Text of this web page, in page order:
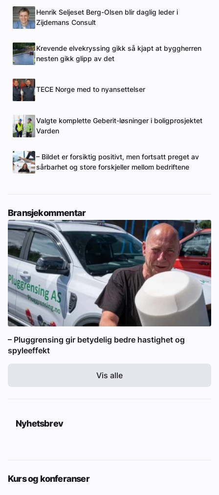
Henrik Seljeset Berg-Olsen blir daglig leder i
Zijdemans Consult
Krevende elvekryssing gikk så kjapt at byggherren
nesten gikk glipp av det
TECE Norge med to nyansettelser
Valgte komplette Geberit-løsninger i boligprosjektet
Varden
– Bildet er forsiktig positivt, men fortsatt preget av
sårbarhet og store forskjeller mellom bedriftene
Bransjekommentar
– Pluggrensing gir betydelig bedre hastighet og
spyleeffekt
Vis alle
Nyhetsbrev
Kurs og konferanser